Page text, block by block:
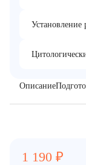
Установление
Описание
1 190 ₽